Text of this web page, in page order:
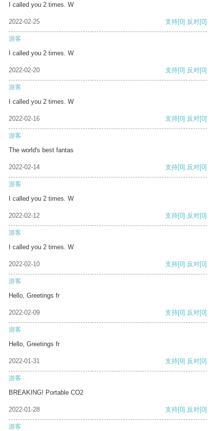
I called you 2 times. W
2022-02-25 支持[0] 反对[0]
游客
I called you 2 times. W
2022-02-20 支持[0] 反对[0]
游客
I called you 2 times. W
2022-02-16 支持[0] 反对[0]
游客
The world's best fantas
2022-02-14 支持[0] 反对[0]
游客
I called you 2 times. W
2022-02-12 支持[0] 反对[0]
游客
I called you 2 times. W
2022-02-10 支持[0] 反对[0]
游客
Hello, Greetings fr
2022-02-09 支持[0] 反对[0]
游客
Hello, Greetings fr
2022-01-31 支持[0] 反对[0]
游客
BREAKING! Portable CO2
2022-01-28 支持[0] 反对[0]
游客